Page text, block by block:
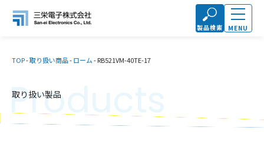
製品検索 MENU
TOP-取り扱い商品-ローム-RB521VM-40TE-17
取り扱い製品
Products